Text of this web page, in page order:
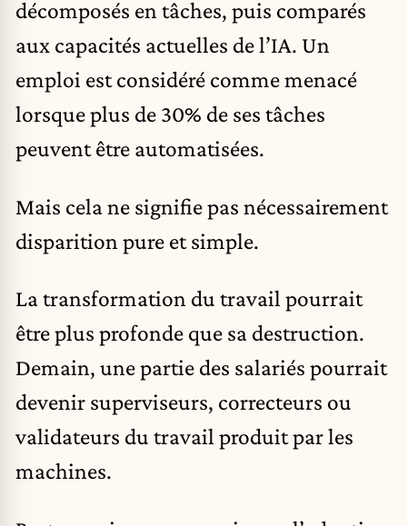
décomposés en tâches, puis comparés
aux capacités actuelles de l’IA. Un
emploi est considéré comme menacé
lorsque plus de 30% de ses tâches
peuvent être automatisées.
Mais cela ne signifie pas nécessairement
disparition pure et simple.
La transformation du travail pourrait
être plus profonde que sa destruction.
Demain, une partie des salariés pourrait
devenir superviseurs, correcteurs ou
validateurs du travail produit par les
machines.